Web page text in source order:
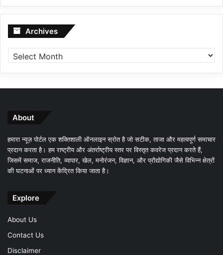
Archives Archives
About
हमारा न्यूज़ पोर्टल एक शक्तिशाली ऑनलाइन स्रोत है जो सटीक, ताजा और महत्वपूर्ण समाचार
प्रदान करता है। हम राष्ट्रीय और अंतर्राष्ट्रीय स्तर पर विस्तृत कवरेज प्रदान करते हैं,
जिसमें समाज, राजनीति, व्यापार, खेल, मनोरंजन, विज्ञान, और प्रौद्योगिकी जैसे विभिन्न क्षेत्रों
की घटनाओं पर ध्यान केंद्रित किया जाता है।
Explore
About Us
Contact Us
Disclaimer